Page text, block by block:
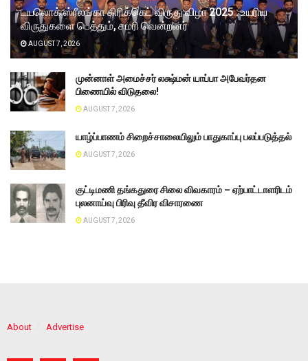
டயலொக் ஸ்ரீலங்கா கிரிக்கெட் விருது விழா 2025 : உயரிய
விருதுகளை பெத்தும், சமரி வென்றனர்
AUGUST 7, 2026
முன்னாள் அமைச்சர் லக்ஷ்மன் யாப்பா அபேவர்தன
பிணையில் விடுதலை!
AUGUST 7, 2026
யாழ்ப்பாணம் சிறைச்சாலையிலும் பாதுகாப்பு பலப்படுத்தல்
AUGUST 7, 2026
குட்டிமணி தங்கதுரை சிலை விவகாரம் – ஏற்பாட்டாளரிடம்
புலனாய்வு பிரிவு தீவிர விசாரணை
AUGUST 7, 2026
About Advertise